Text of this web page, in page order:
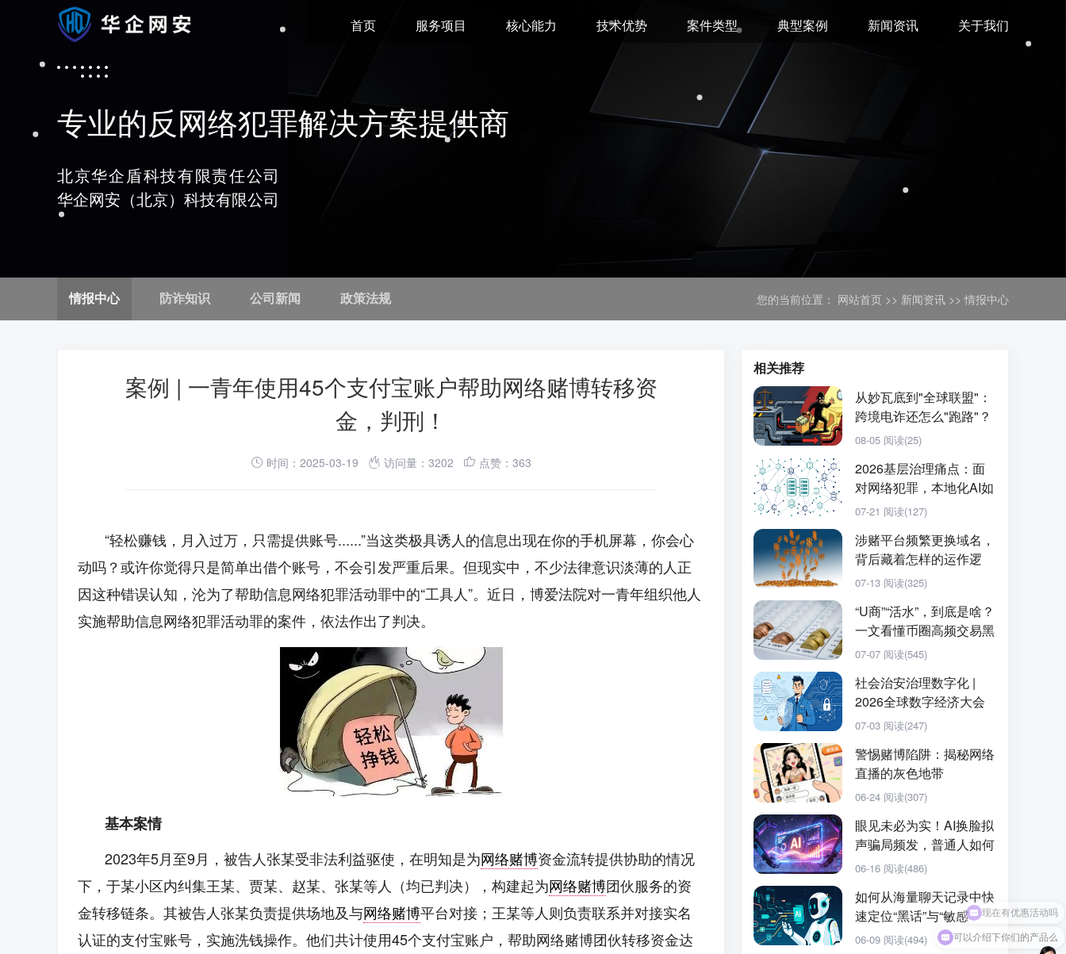
首页 服务项目 核心能力 技术优势 案件类型 典型案例 新闻资讯 关于我们
专业的反网络犯罪解决方案提供商
北京华企盾科技有限责任公司
华企网安（北京）科技有限公司
情报中心 防诈知识 公司新闻 政策法规 您的当前位置： 网站首页 >> 新闻资讯 >> 情报中心
案例 | 一青年使用45个支付宝账户帮助网络赌博转移资
金，判刑！
时间：2025-03-19 访问量：3202 点赞：363
“轻松赚钱，月入过万，只需提供账号......”当这类极具诱人的信息出现在你的手机屏幕，你会心
动吗？或许你觉得只是简单出借个账号，不会引发严重后果。但现实中，不少法律意识淡薄的人正
因这种错误认知，沦为了帮助信息网络犯罪活动罪中的“工具人”。近日，博爱法院对一青年组织他人
实施帮助信息网络犯罪活动罪的案件，依法作出了判决。
基本案情
2023年5月至9月，被告人张某受非法利益驱使，在明知是为网络赌博资金流转提供协助的情况
下，于某小区内纠集王某、贾某、赵某、张某等人（均已判决），构建起为网络赌博团伙服务的资
金转移链条。其被告人张某负责提供场地及与网络赌博平台对接；王某等人则负责联系并对接实名
认证的支付宝账号，实施洗钱操作。他们共计使用45个支付宝账户，帮助网络赌博团伙转移资金达
相关推荐
从妙瓦底到"全球联盟"：
跨境电诈还怎么"跑路"？
08-05 阅读(25)
2026基层治理痛点：面
对网络犯罪，本地化AI如
何实现提质增···
07-21 阅读(127)
涉赌平台频繁更换域名，
背后藏着怎样的运作逻
辑？
07-13 阅读(325)
“U商”“活水”，到底是啥？
一文看懂币圈高频交易黑
话
07-07 阅读(545)
社会治安治理数字化 |
2026全球数字经济大会
有哪些新方向···
07-03 阅读(247)
警惕赌博陷阱：揭秘网络
直播的灰色地带
06-24 阅读(307)
眼见未必为实！AI换脸拟
声骗局频发，普通人如何
防范？
06-16 阅读(486)
如何从海量聊天记录中快
速定位“黑话”与“敏感
词”？
06-09 阅读(494)
可以介绍下你们的产品么